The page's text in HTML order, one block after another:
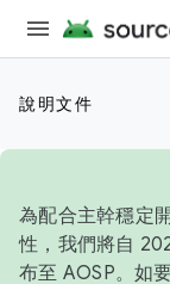
說明文件
為配合主幹穩定
性，我們將自
布至 AOSP。如